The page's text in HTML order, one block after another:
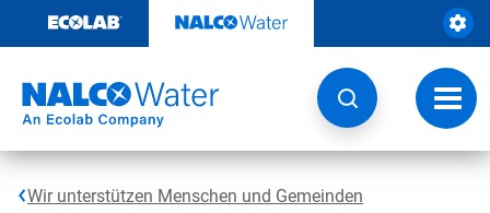
Inhalt
Wir unterstützen Menschen und Gemeinden